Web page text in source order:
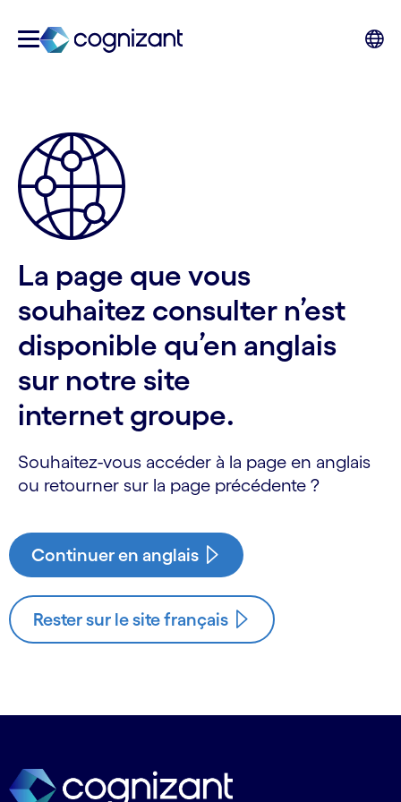
La page que vous
souhaitez consulter n’est
disponible qu’en anglais
sur notre site
internet groupe.
Souhaitez-vous accéder à la page en anglais
ou retourner sur la page précédente ?
Continuer en anglais
Rester sur le site français